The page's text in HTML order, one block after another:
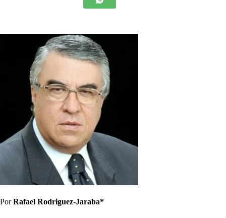
PorRafael Rodriguez-Jaraba*